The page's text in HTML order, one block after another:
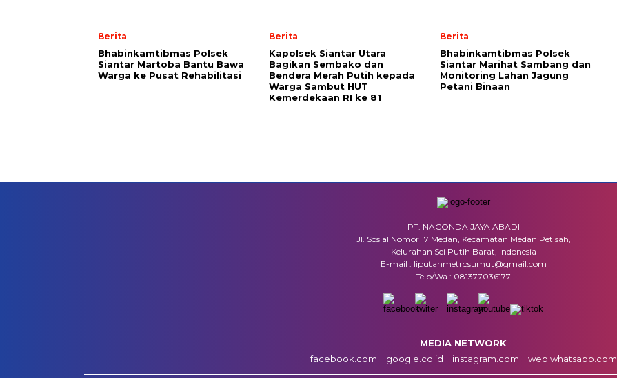
Berita
Bhabinkamtibmas Polsek
Siantar Martoba Bantu Bawa
Warga ke Pusat Rehabilitasi
Berita
Kapolsek Siantar Utara
Bagikan Sembako dan
Bendera Merah Putih kepada
Warga Sambut HUT
Kemerdekaan RI ke 81
Berita
Bhabinkamtibmas Polsek
Siantar Marihat Sambang dan
Monitoring Lahan Jagung
Petani Binaan
PT. NACONDA JAYA ABADI
Jl. Sosial Nomor 17 Medan, Kecamatan Medan Petisah,
Kelurahan Sei Putih Barat, Indonesia
E-mail : liputanmetrosumut@gmail.com
Telp/Wa : 081377036177
MEDIA NETWORK
facebook.com
google.co.id instagram.com web.whatsapp.com